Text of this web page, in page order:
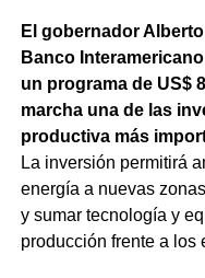
El gobernador
Banco
un programa de US$
marcha una de las
productiva más
La inversión permitirá
energía a nuevas
y sumar tecnología y
producción frente a los